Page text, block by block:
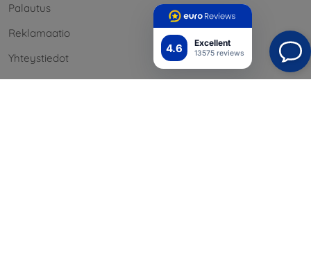
4.6 Excellent
13575 reviews
Palautus
Reklamaatio
Yhteystiedot